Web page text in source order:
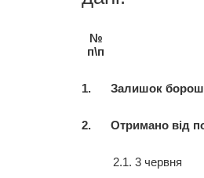
№
п\п
1. Залишок
2. Отримано від
2.1. 3 червня